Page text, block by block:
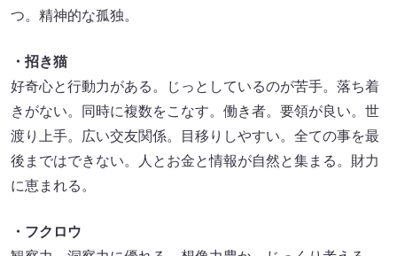
つ。精神的な孤独。
・招き猫
好奇心と行動力がある。じっとしているのが苦手。落ち着
きがない。同時に複数をこなす。働き者。要領が良い。世
渡り上手。広い交友関係。目移りしやすい。全ての事を最
後まではできない。人とお金と情報が自然と集まる。財力
に恵まれる。
・フクロウ